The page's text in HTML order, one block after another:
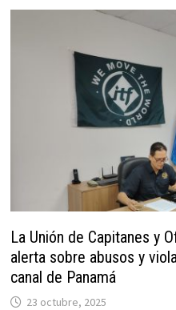
La Unión de Capitanes y
alerta sobre abusos y
canal de Panamá
23 octubre, 2025